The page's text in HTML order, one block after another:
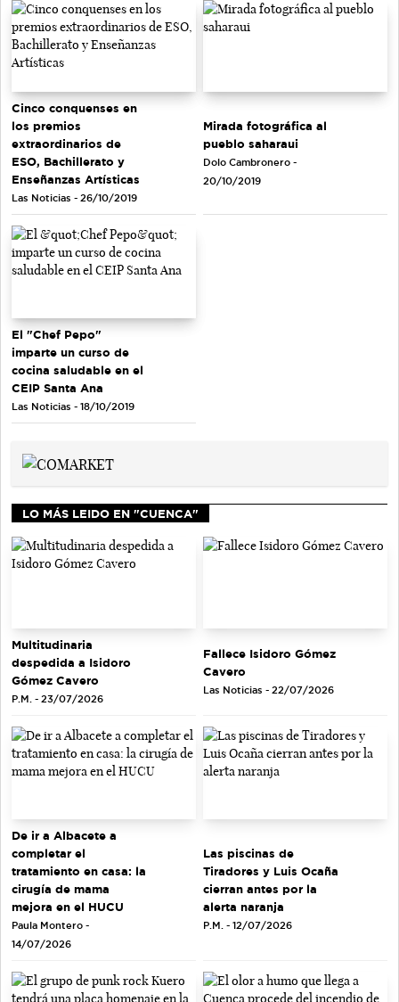
Cinco conquenses en
los premios
extraordinarios de
ESO, Bachillerato y
Enseñanzas Artísticas
Las Noticias - 26/10/2019
Mirada fotográfica al
pueblo saharaui
Dolo Cambronero -
20/10/2019
El "Chef Pepo"
imparte un curso de
cocina saludable en el
CEIP Santa Ana
Las Noticias - 18/10/2019
LO MÁS LEIDO EN "CUENCA"
Multitudinaria
despedida a Isidoro
Gómez Cavero
P.M. - 23/07/2026
Fallece Isidoro Gómez
Cavero
Las Noticias - 22/07/2026
De ir a Albacete a
completar el
tratamiento en casa: la
cirugía de mama
mejora en el HUCU
Paula Montero -
14/07/2026
Las piscinas de
Tiradores y Luis Ocaña
cierran antes por la
alerta naranja
P.M. - 12/07/2026